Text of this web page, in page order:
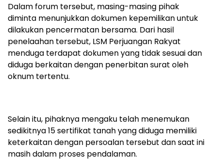
Dalam forum tersebut, masing-masing pihak
diminta menunjukkan dokumen kepemilikan untuk
dilakukan pencermatan bersama. Dari hasil
penelaahan tersebut, LSM Perjuangan Rakyat
menduga terdapat dokumen yang tidak sesuai dan
diduga berkaitan dengan penerbitan surat oleh
oknum tertentu.
Selain itu, pihaknya mengaku telah menemukan
sedikitnya 15 sertifikat tanah yang diduga memiliki
keterkaitan dengan persoalan tersebut dan saat ini
masih dalam proses pendalaman.